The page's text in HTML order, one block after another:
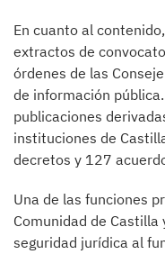
En cuanto al
extractos de
órdenes de las
de información
publicaciones
instituciones de
decretos y 127
Una de las funciones
Comunidad de Castilla
seguridad jurídica al